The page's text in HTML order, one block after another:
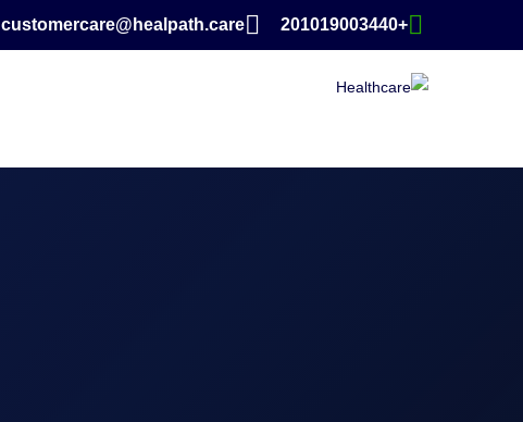
+201019003440
customercare@healpath.care